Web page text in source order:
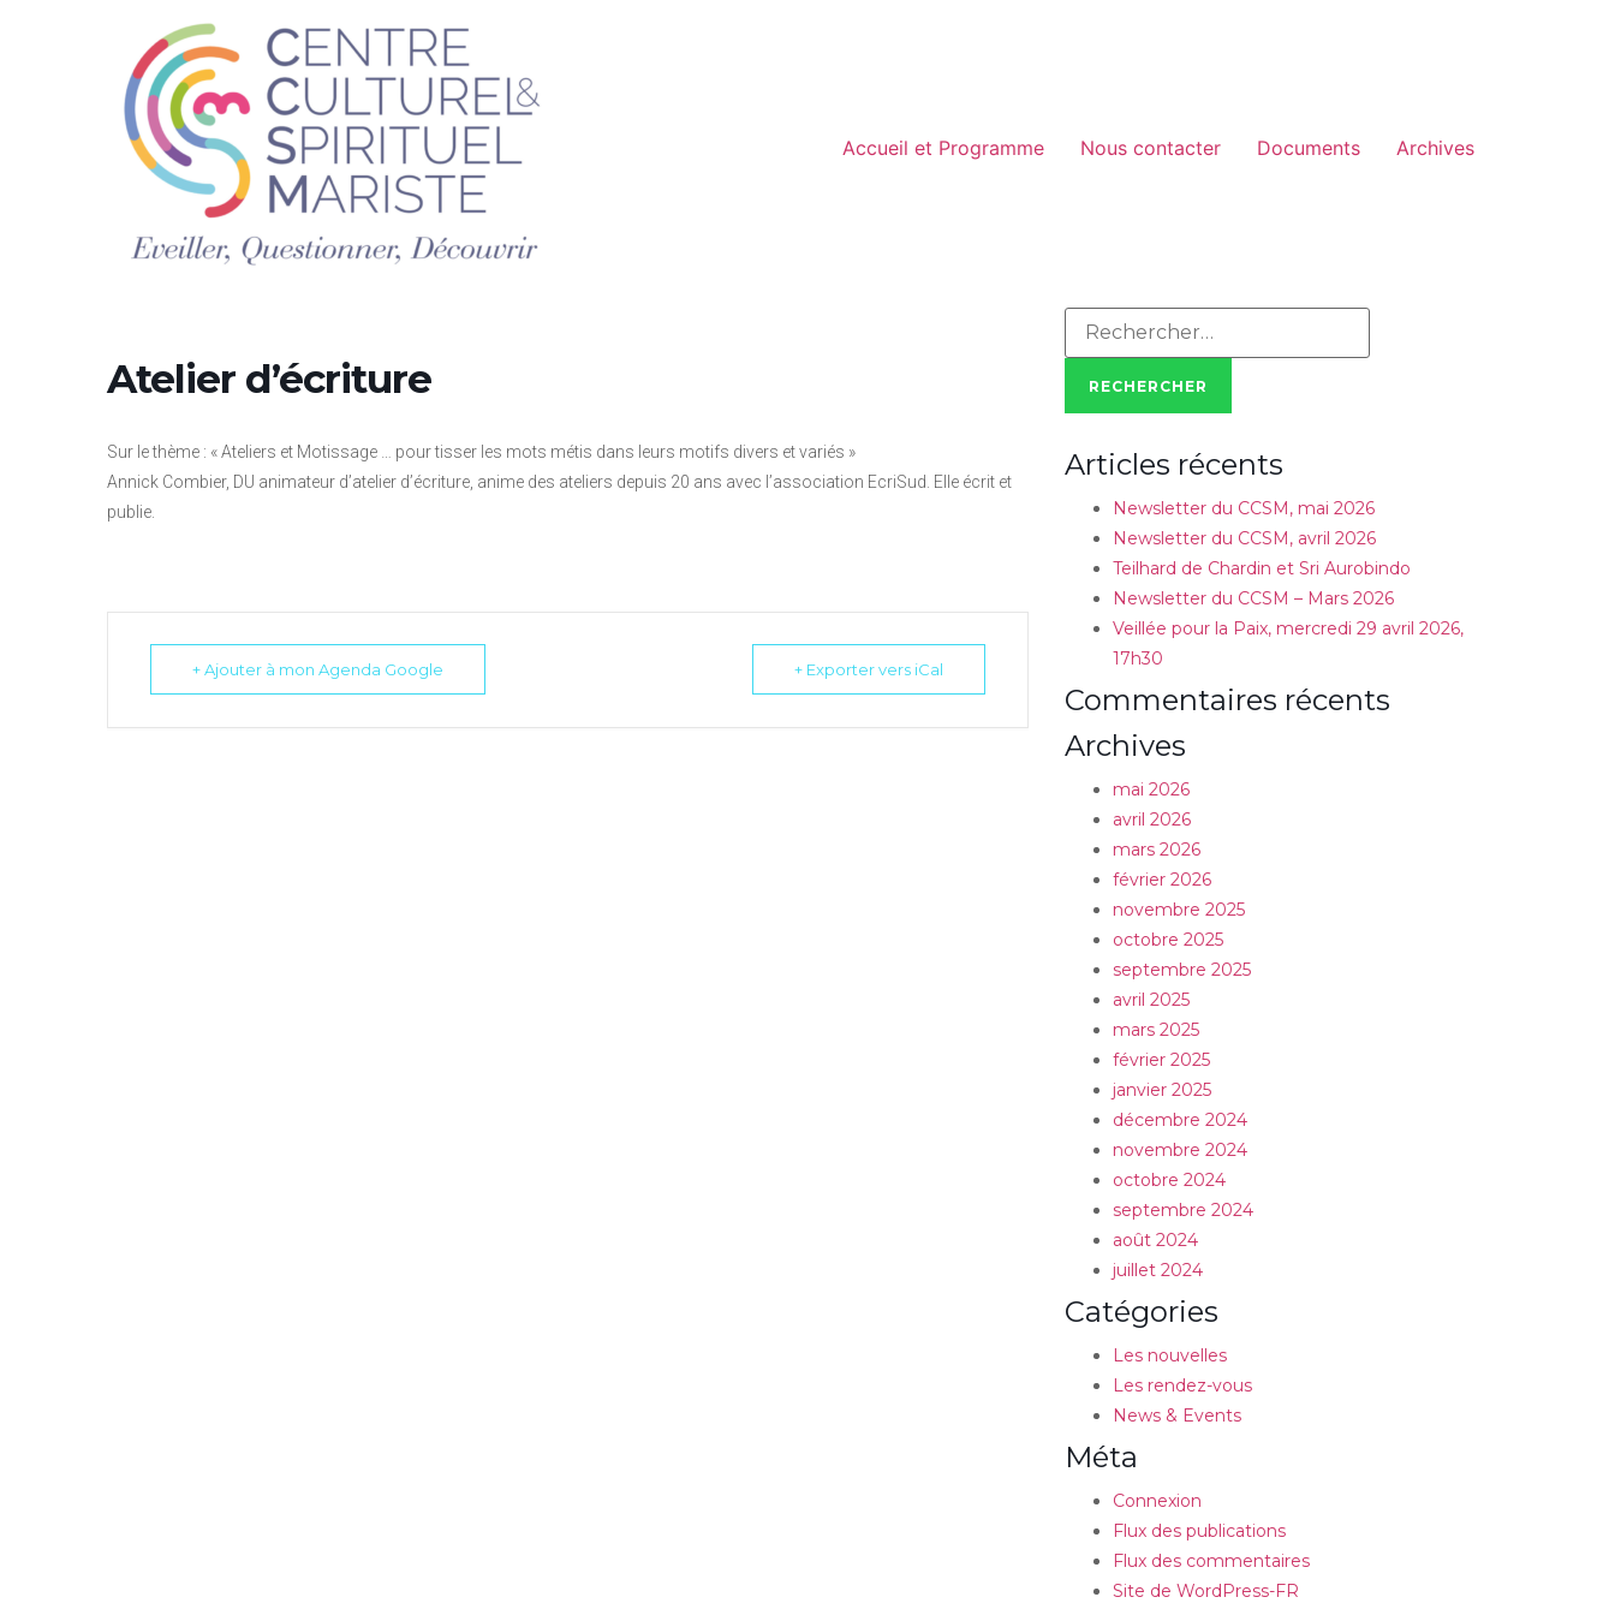
Accueil et Programme Nous contacter Documents Archives
Atelier d’écriture
Sur le thème : « Ateliers et Motissage … pour tisser les mots métis dans leurs motifs divers et variés »
Annick Combier, DU animateur d’atelier d’écriture, anime des ateliers depuis 20 ans avec l’association EcriSud. Elle écrit et
publie.
+ Ajouter à mon Agenda Google + Exporter vers iCal
Rechercher :
Articles récents
Newsletter du CCSM, mai 2026
Newsletter du CCSM, avril 2026
Teilhard de Chardin et Sri Aurobindo
Newsletter du CCSM – Mars 2026
Veillée pour la Paix, mercredi 29 avril 2026,
17h30
Commentaires récents
Archives
mai 2026
avril 2026
mars 2026
février 2026
novembre 2025
octobre 2025
septembre 2025
avril 2025
mars 2025
février 2025
janvier 2025
décembre 2024
novembre 2024
octobre 2024
septembre 2024
août 2024
juillet 2024
Catégories
Les nouvelles
Les rendez-vous
News & Events
Méta
Connexion
Flux des publications
Flux des commentaires
Site de WordPress-FR